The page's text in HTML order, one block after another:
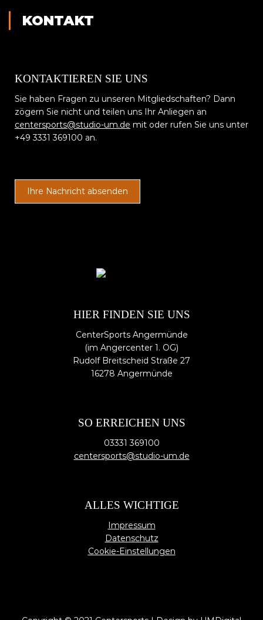
KONTAKT
KONTAKTIEREN SIE UNS
Sie haben Fragen zu unseren Mitgliedschaften? Dann
zögern Sie nicht und teilen uns Ihr Anliegen an
centersports@studio-um.de mit oder rufen Sie uns unter
+49 3331 369100 an.
Ihre Nachricht absenden
HIER FINDEN SIE UNS
CenterSports Angermünde
(im Angercenter 1. OG)
Rudolf Breitscheid Straße 27
16278 Angermünde
SO ERREICHEN UNS
03331 369100
centersports@studio-um.de
ALLES WICHTIGE
Impressum
Datenschutz
Cookie-Einstellungen